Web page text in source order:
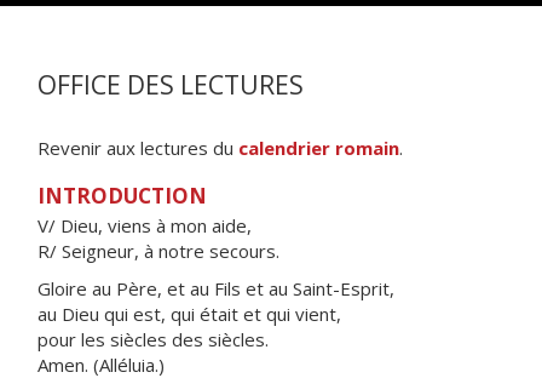
OFFICE DES LECTURES
Revenir aux lectures du calendrier romain.
INTRODUCTION
V/ Dieu, viens à mon aide,
R/ Seigneur, à notre secours.
Gloire au Père, et au Fils et au Saint-Esprit,
au Dieu qui est, qui était et qui vient,
pour les siècles des siècles.
Amen. (Alléluia.)